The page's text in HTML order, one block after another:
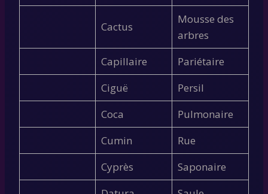
Cactus
Mousse des
arbres
Capillaire
Pariétaire
Ciguë
Persil
Coca
Pulmonaire
Cumin
Rue
Cyprès
Saponaire